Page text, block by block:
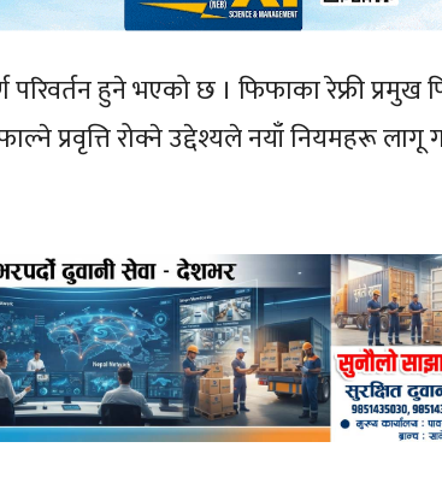
हुने भएको छ । फिफाका रेफ्री प्रमुख
प्रवृत्ति रोक्ने उद्देश्यले नयाँ नियमहरू लागू